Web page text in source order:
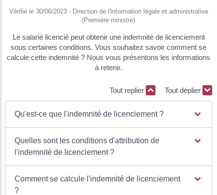
Vérifié le 30/06/2023 - Direction de l'information légale et administrative
(Première ministre)
Le salarié licencié peut obtenir une indemnité de licenciement
sous certaines conditions. Vous souhaitez savoir comment se
calcule cette indemnité ? Nous vous présentons les informations
à retenir.
Tout replier Tout déplier
Qu'est-ce que l'indemnité de licenciement ?
Quelles sont les conditions d'attribution de
l'indemnité de licenciement ?
Comment se calcule l'indemnité de licenciement
?